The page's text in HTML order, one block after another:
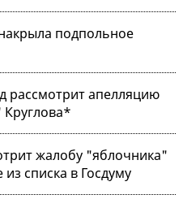
подпольное
рассмотрит апелляцию
Круглова*
жалобу "яблочника"
списка в Госдуму